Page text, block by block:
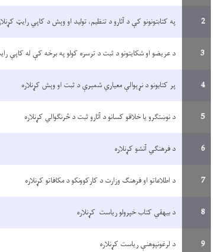
2 په کتابتونونو کې د آثارو د تنظیم، تولید او وېش د کاپي رایټ
3 د عریضو او شکایتونو د ثبت د ترسره کولو په برخه کې له کاپي
4 پر کتابونو د نړېوالې معیاري شمېرې د ثبت او وېش کړنلاره
5 د نوښتګرو یا خلاقو کسانو د آثارو ثبت د څرنګوالي کړنلاره
6 د فرهنګي آتشو کړنلاره
7 د اطلاعاتو او فرهنګ وزارت د کارکوونکو د مکافاتو کړنلاره
8 د بیهقي کتاب خپرولو ریاست کړنلاره
9 د لرغونپوهنې ریاست کړنلاره